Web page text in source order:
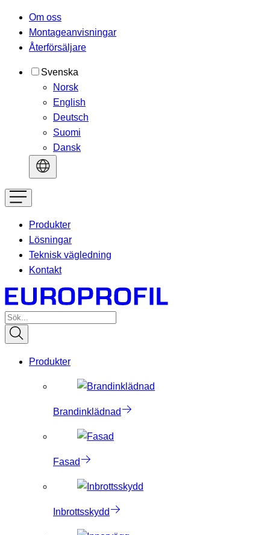
Om oss
Montageanvisningar
Återförsäljare
Svenska
Norsk
English
Deutsch
Suomi
Dansk
Produkter
Lösningar
Teknisk vägledning
Kontakt
Produkter
Brandinklädnad
Fasad
Inbrottsskydd